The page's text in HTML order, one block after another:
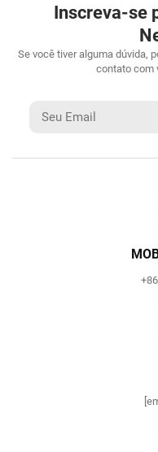
Inscreva-se
Se você tiver alguma dúvida,
contato com